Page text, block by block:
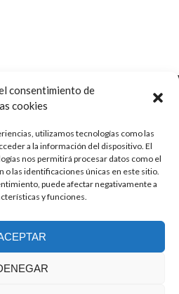
consentimiento de
cookies
utilizamos tecnologías como las
a la información del dispositivo. El
nos permitirá procesar datos como el
o las identificaciones únicas en este sitio.
puede afectar negativamente a
y funciones.
Pozorrubio, 92
de Santiago, Cuenca
Spain
620 791 064